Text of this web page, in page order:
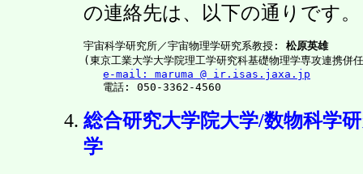
の連絡先は、以下の通りです。
宇宙科学研究所／宇宙物理学研究系教授: 松原英雄
(東京工業大学大学院理工学研究科基礎物理学専攻連携併
e-mail: maruma @ ir.isas.jaxa.jp
総合研究大学院大学/数物科学
学